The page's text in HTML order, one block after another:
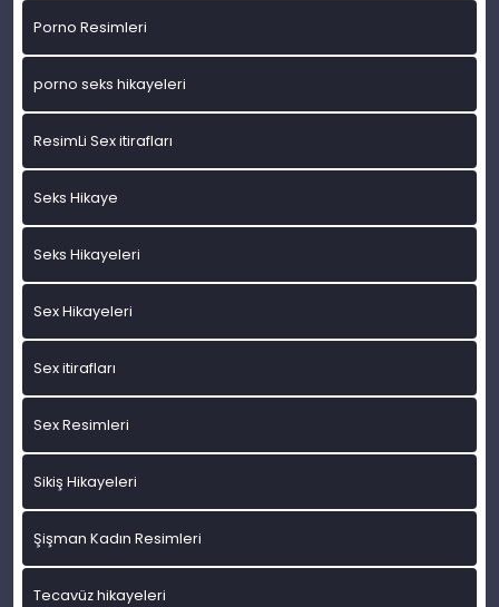
Porno Resimleri
porno seks hikayeleri
ResimLi Sex itirafları
Seks Hikaye
Seks Hikayeleri
Sex Hikayeleri
Sex itirafları
Sex Resimleri
Sikiş Hikayeleri
Şişman Kadın Resimleri
Tecavüz hikayeleri